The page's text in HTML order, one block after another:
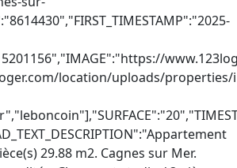
location/uploads/properties/